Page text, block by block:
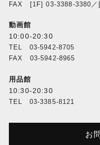
FAX [1F] 03-3388-3380／
動画館
10:00-20:30
TEL 03-5942-8705
FAX 03-5942-8965
用品館
10:30-20:30
TEL 03-3385-8121
お